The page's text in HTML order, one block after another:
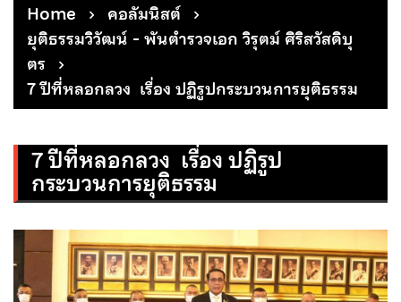
Home
คอลัมนิสต์
ยุติธรรมวิวัฒน์ - พันตำรวจเอก วิรุตม์ ศิริสวัสดิบุ
ตร
7 ปีที่หลอกลวง เรื่อง ปฏิรูปกระบวนการยุติธรรม
7 ปีที่หลอกลวง เรื่อง ปฏิรูป
กระบวนการยุติธรรม